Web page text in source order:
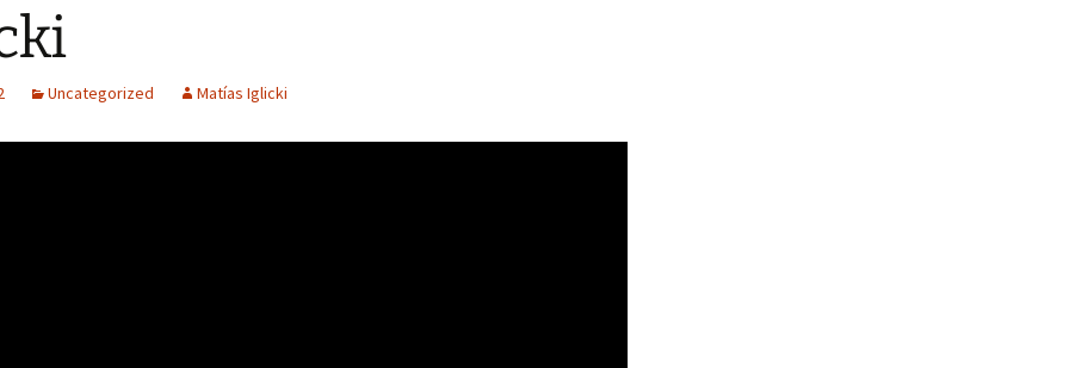
Uncategorized Matías Iglicki